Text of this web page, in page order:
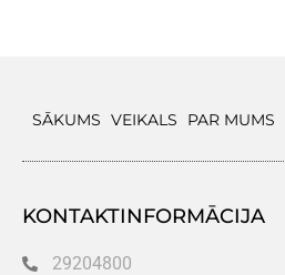
SĀKUMS VEIKALS PAR MUMS
KONTAKTINFORMĀCIJA
29204800